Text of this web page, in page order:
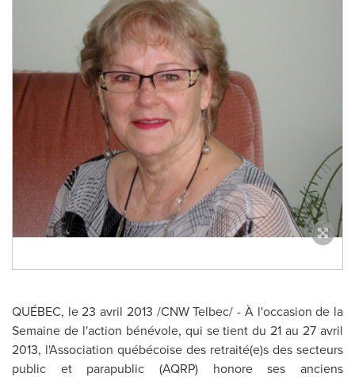
QUÉBEC, le 23 avril 2013 /CNW Telbec/ - À l'occasion de la
Semaine de l'action bénévole, qui se tient du 21 au 27 avril
2013, l'Association québécoise des retraité(e)s des secteurs
public et parapublic (AQRP) honore ses anciens